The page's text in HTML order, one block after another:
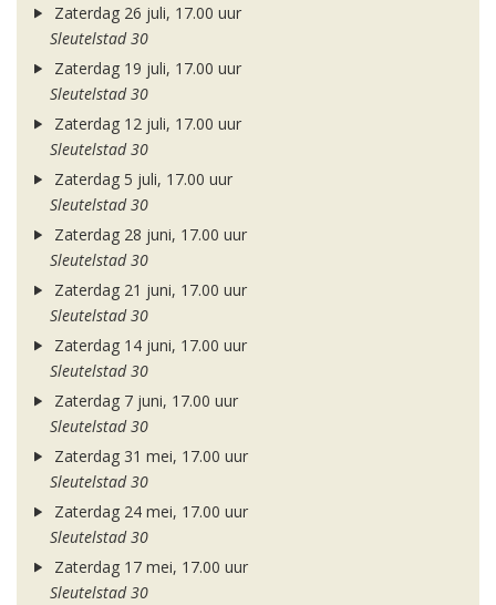
Zaterdag 26 juli, 17.00 uur
Sleutelstad 30
Zaterdag 19 juli, 17.00 uur
Sleutelstad 30
Zaterdag 12 juli, 17.00 uur
Sleutelstad 30
Zaterdag 5 juli, 17.00 uur
Sleutelstad 30
Zaterdag 28 juni, 17.00 uur
Sleutelstad 30
Zaterdag 21 juni, 17.00 uur
Sleutelstad 30
Zaterdag 14 juni, 17.00 uur
Sleutelstad 30
Zaterdag 7 juni, 17.00 uur
Sleutelstad 30
Zaterdag 31 mei, 17.00 uur
Sleutelstad 30
Zaterdag 24 mei, 17.00 uur
Sleutelstad 30
Zaterdag 17 mei, 17.00 uur
Sleutelstad 30